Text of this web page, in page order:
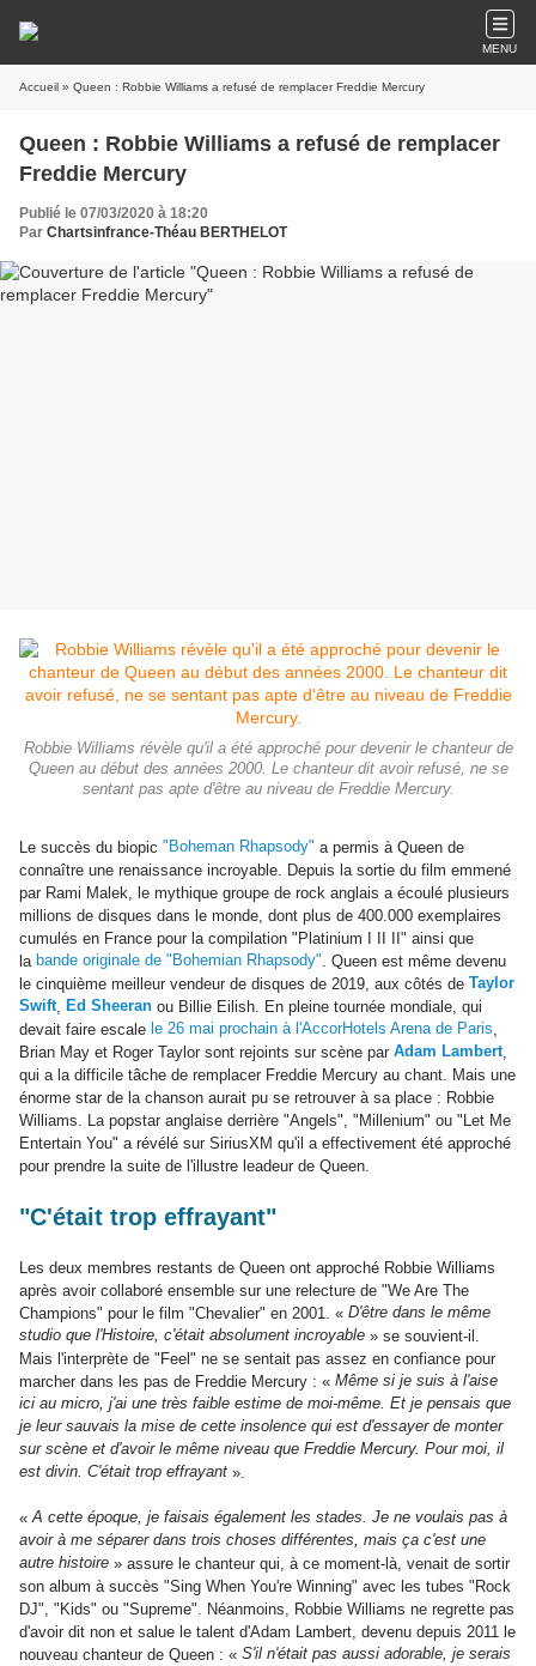
MENU
Accueil » Queen : Robbie Williams a refusé de remplacer Freddie Mercury
Queen : Robbie Williams a refusé de remplacer
Freddie Mercury
Publié le 07/03/2020 à 18:20
Par Chartsinfrance-Théau BERTHELOT
Robbie Williams révèle qu'il a été approché pour devenir le chanteur de
Queen au début des années 2000. Le chanteur dit avoir refusé, ne se
sentant pas apte d'être au niveau de Freddie Mercury.
Le succès du biopic "Boheman Rhapsody" a permis à Queen de
connaître une renaissance incroyable. Depuis la sortie du film emmené
par Rami Malek, le mythique groupe de rock anglais a écoulé plusieurs
millions de disques dans le monde, dont plus de 400.000 exemplaires
cumulés en France pour la compilation "Platinium I II II" ainsi que
la bande originale de "Bohemian Rhapsody". Queen est même devenu
le cinquième meilleur vendeur de disques de 2019, aux côtés de Taylor
Swift, Ed Sheeran ou Billie Eilish. En pleine tournée mondiale, qui
devait faire escale le 26 mai prochain à l'AccorHotels Arena de Paris,
Brian May et Roger Taylor sont rejoints sur scène par Adam Lambert,
qui a la difficile tâche de remplacer Freddie Mercury au chant. Mais une
énorme star de la chanson aurait pu se retrouver à sa place : Robbie
Williams. La popstar anglaise derrière "Angels", "Millenium" ou "Let Me
Entertain You" a révélé sur SiriusXM qu'il a effectivement été approché
pour prendre la suite de l'illustre leadeur de Queen.
"C'était trop effrayant"
Les deux membres restants de Queen ont approché Robbie Williams
après avoir collaboré ensemble sur une relecture de "We Are The
Champions" pour le film "Chevalier" en 2001. « D'être dans le même
studio que l'Histoire, c'était absolument incroyable » se souvient-il.
Mais l'interprète de "Feel" ne se sentait pas assez en confiance pour
marcher dans les pas de Freddie Mercury : « Même si je suis à l'aise
ici au micro, j'ai une très faible estime de moi-même. Et je pensais que
je leur sauvais la mise de cette insolence qui est d'essayer de monter
sur scène et d'avoir le même niveau que Freddie Mercury. Pour moi, il
est divin. C'était trop effrayant ».
«A cette époque, je faisais également les stades. Je ne voulais pas à
avoir à me séparer dans trois choses différentes, mais ça c'est une
autre histoire » assure le chanteur qui, à ce moment-là, venait de sortir
son album à succès "Sing When You're Winning" avec les tubes "Rock
DJ", "Kids" ou "Supreme". Néanmoins, Robbie Williams ne regrette pas
d'avoir dit non et salue le talent d'Adam Lambert, devenu depuis 2011 le
nouveau chanteur de Queen : « S'il n'était pas aussi adorable, je serais